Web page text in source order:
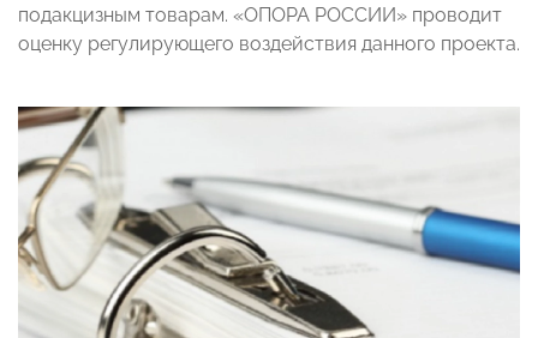
подакцизным товарам. «ОПОРА РОССИИ» проводит
оценку регулирующего воздействия данного проекта.